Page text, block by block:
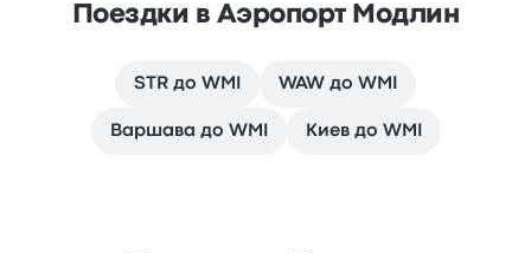
Поездки в Аэропорт Модлин
STR до WMI WAW до WMI
Варшава до WMI Киев до WMI